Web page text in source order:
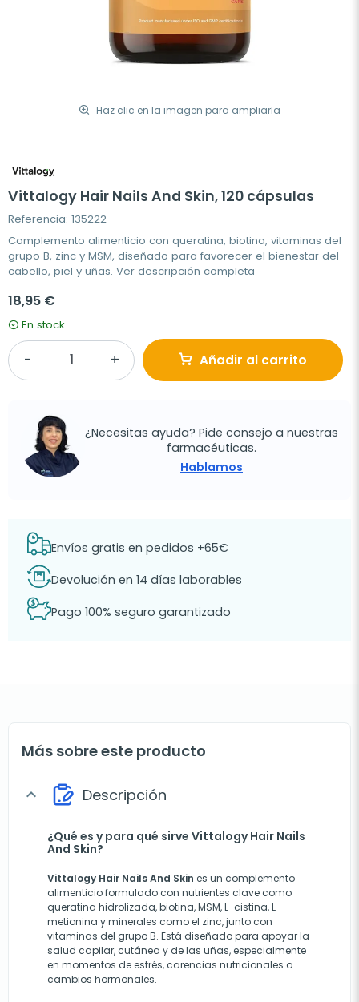
Haz clic en la imagen para ampliarla
Vittalogy Hair Nails And Skin, 120 cápsulas
Referencia: 135222
Complemento alimenticio con queratina, biotina, vitaminas del
grupo B, zinc y MSM, diseñado para favorecer el bienestar del
cabello, piel y uñas. Ver descripción completa
18,95 €
En stock
Añadir al carrito
¿Necesitas ayuda? Pide consejo a nuestras
farmacéuticas.
Hablamos
Envíos gratis en pedidos +65€
Devolución en 14 días laborables
Pago 100% seguro garantizado
Más sobre este producto
expand_more Descripción
¿Qué es y para qué sirve Vittalogy Hair Nails
And Skin?
Vittalogy Hair Nails And Skin es un complemento
alimenticio formulado con nutrientes clave como
queratina hidrolizada, biotina, MSM, L-cistina, L-
metionina y minerales como el zinc, junto con
vitaminas del grupo B. Está diseñado para apoyar la
salud capilar, cutánea y de las uñas, especialmente
en momentos de estrés, carencias nutricionales o
cambios hormonales.